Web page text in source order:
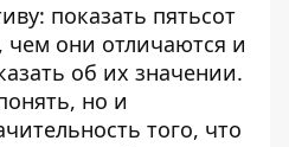
показать пятьсот
чем они отличаются и
об их значении.
но и
того, что